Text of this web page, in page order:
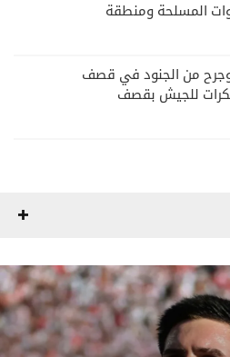
المسلحة ومنطقة
من الجنود في قصف
للجيش بقصف